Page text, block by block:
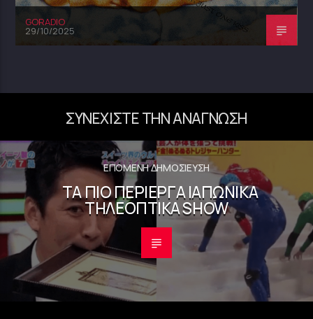
GORADIO
29/10/2025
ΣΥΝΕΧΊΣΤΕ ΤΗΝ ΑΝΆΓΝΩΣΗ
ΕΠΌΜΕΝΗ ΔΗΜΟΣΊΕΥΣΗ
ΤΑ ΠΙΟ ΠΕΡΊΕΡΓΑ ΙΑΠΩΝΙΚΆ
ΤΗΛΕΟΠΤΙΚΆ SHOW